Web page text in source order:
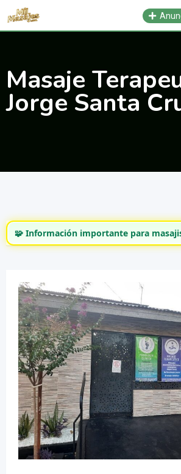
Saltar
Masaje
Jorge Santa
🧩 Información importante para